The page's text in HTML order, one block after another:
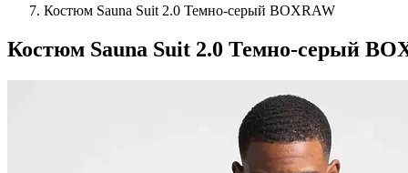
Костюм Sauna Suit 2.0 Темно-серый BOXRAW
Костюм Sauna Suit 2.0 Темно-серый